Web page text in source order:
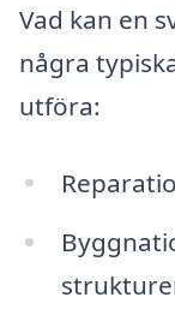
Vad kan en
några
utföra: